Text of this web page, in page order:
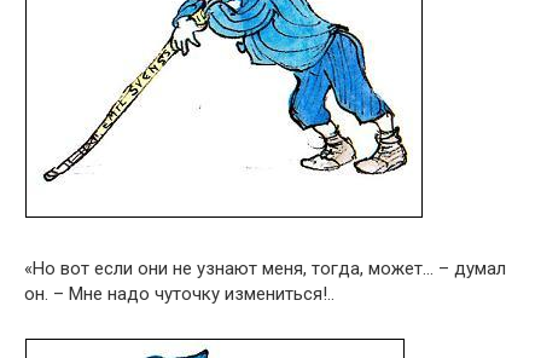
«Но вот если они не узнают меня, тогда, может… – думал
он. – Мне надо чуточку измениться!..